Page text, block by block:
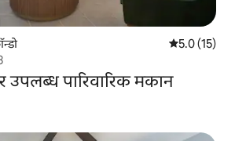
औसत रेटिंग 5
5.0 (15)
उपलब्ध पारिवारिक मकान